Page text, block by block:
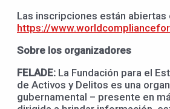
Las inscripciones están abiertas
https://
Sobre los organizadores
FELADE: La Fundación para el
de Activos y Delitos es una
gubernamental – presente en